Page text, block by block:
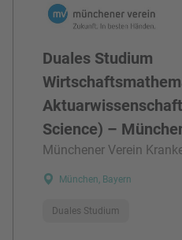
Duales Studium
Science) –
Münchener Verein
München, Bayern
Duales Studium